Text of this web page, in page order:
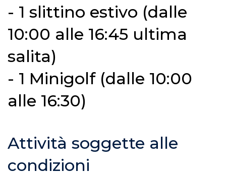
- 1 slittino estivo (dalle
10:00 alle 16:45 ultima
salita)
- 1 Minigolf (dalle 10:00
alle 16:30)
Attività soggette alle
condizioni